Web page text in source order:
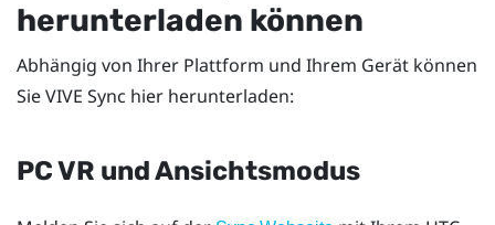
herunterladen können
Abhängig von Ihrer Plattform und Ihrem Gerät können
SieVIVE Sync hier herunterladen:
PC VR und Ansichtsmodus